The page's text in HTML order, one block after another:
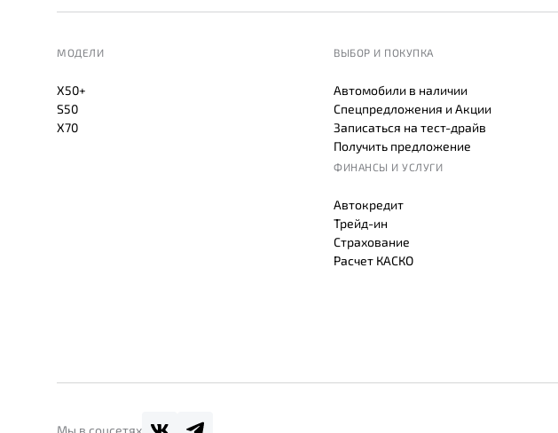
МОДЕЛИ
X50+
S50
X70
ВЫБОР И ПОКУПКА
Автомобили в наличии
Спецпредложения и Акции
Записаться на тест-драйв
Получить предложение
ФИНАНСЫ И УСЛУГИ
Автокредит
Трейд-ин
Страхование
Расчет КАСКО
Мы в соцсетях